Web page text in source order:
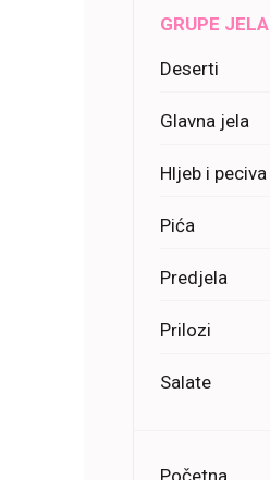
GRUPE JELA
Deserti
Glavna jela
Hljeb i peciva
Pića
Predjela
Prilozi
Salate
Početna